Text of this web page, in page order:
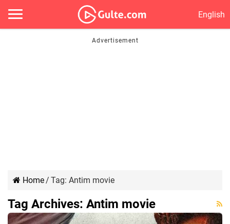
English
Home/ Tag: Antim movie
Tag Archives: Antim movie